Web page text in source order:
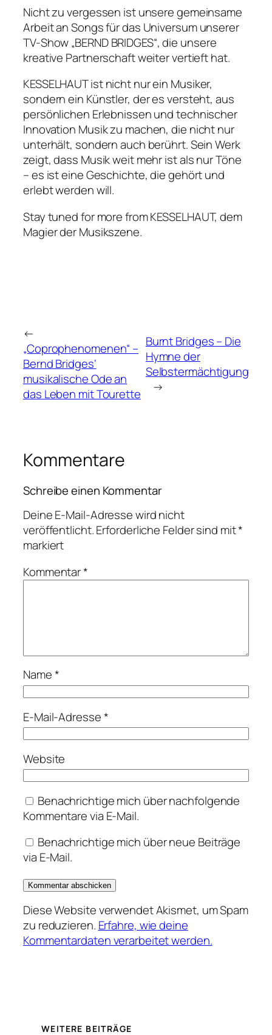
Nicht zu vergessen ist unsere gemeinsame
Arbeit an Songs für das Universum unserer
TV-Show „BERND BRIDGES“, die unsere
kreative Partnerschaft weiter vertieft hat.
KESSELHAUT ist nicht nur ein Musiker,
sondern ein Künstler, der es versteht, aus
persönlichen Erlebnissen und technischer
Innovation Musik zu machen, die nicht nur
unterhält, sondern auch berührt. Sein Werk
zeigt, dass Musik weit mehr ist als nur Töne
– es ist eine Geschichte, die gehört und
erlebt werden will.
Stay tuned for more from KESSELHAUT, dem
Magier der Musikszene.
←
„Coprophenomenen“ –
Bernd Bridges‘
musikalische Ode an
das Leben mit Tourette
Burnt Bridges – Die
Hymne der
Selbstermächtigung
→
Kommentare
Schreibe einen Kommentar
Deine E-Mail-Adresse wird nicht
veröffentlicht.Erforderliche Felder sind mit*
markiert
Kommentar*
Name*
E-Mail-Adresse*
Website
Benachrichtige mich über nachfolgende
Kommentare via E-Mail.
Benachrichtige mich über neue Beiträge
via E-Mail.
Diese Website verwendet Akismet, um Spam
zu reduzieren. Erfahre, wie deine
Kommentardaten verarbeitet werden.
WEITERE BEITRÄGE